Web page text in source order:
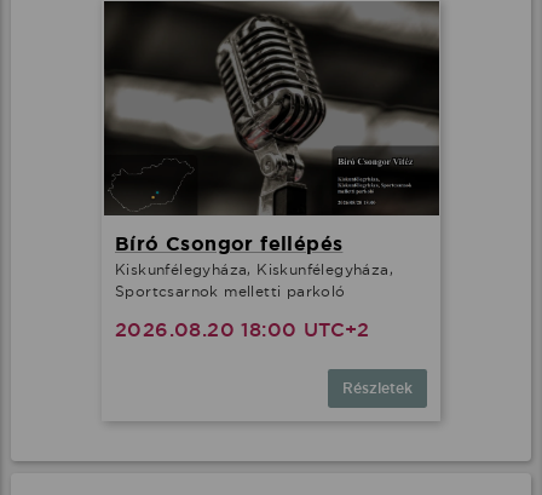
Bíró Csongor fellépés
Kiskunfélegyháza, Kiskunfélegyháza,
Sportcsarnok melletti parkoló
2026.08.20 18:00 UTC+2
Részletek